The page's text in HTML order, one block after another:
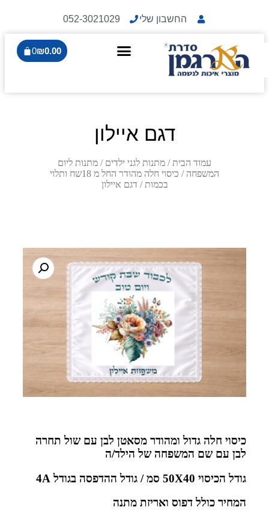
החשבון שלי 052-3021029
₪0.00
0
דגם איילון
עמוד הבית / מתנות לגני ילדים / מתנות ליום
המשפחה /
כיסוי חלה מהודר החל מ 18שח ותלוי
בכמות / דגם איילון
כיסוי חלה גדול ומהודר מסאטן לבן עם שול תחרה
לבן עם שם המשפחה של הילד/ה
גודל הכיסוי 50X40 סמ / גודל ה
הדפסה בגודל 4A
המחיר כולל דפוס ואריזת מתנה